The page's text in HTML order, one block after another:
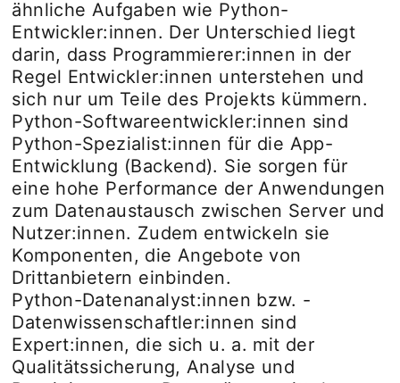
ähnliche Aufgaben wie Python-
Entwickler:innen. Der Unterschied liegt
darin, dass Programmierer:innen in der
Regel Entwickler:innen unterstehen und
sich nur um Teile des Projekts kümmern.
Python-Softwareentwickler:innen sind
Python-Spezialist:innen für die App-
Entwicklung (Backend). Sie sorgen für
eine hohe Performance der Anwendungen
zum Datenaustausch zwischen Server und
Nutzer:innen. Zudem entwickeln sie
Komponenten, die Angebote von
Drittanbietern einbinden.
Python-Datenanalyst:innen bzw. -
Datenwissenschaftler:innen sind
Expert:innen, die sich u. a. mit der
Qualitätssicherung, Analyse und